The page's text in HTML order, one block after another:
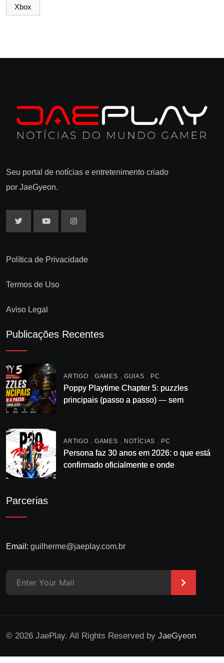
Xbox
Seu portal de notícias e entretenimento criado
por JaeGyeon.
Política de Privacidade
Termos de Uso
Aviso Legal
Publicações Recentes
ARTIGO , GAMES , GUIAS , PC
Poppy Playtime Chapter 5: puzzles
principais (passo a passo) — sem
ARTIGO , GAMES , NOTÍCIAS , PC
Persona faz 30 anos em 2026: o que está
confirmado oficialmente e onde
Parcerias
Email: guilherme@jaeplay.com.br
>
© 2026 JaePlay. All Rights Reserved by JaeGyeon